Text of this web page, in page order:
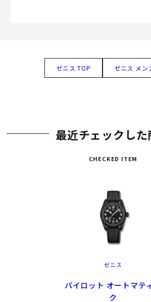
ゼニス TOP ゼニス メン
最近チェックした
CHECKED ITEM
ゼニス
パイロット オートマテ
ク